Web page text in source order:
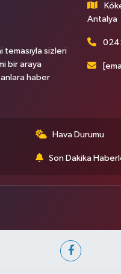
temasıyla sizleri
bir araya
haber
Antalya
Hava Durumu
Son Dakika